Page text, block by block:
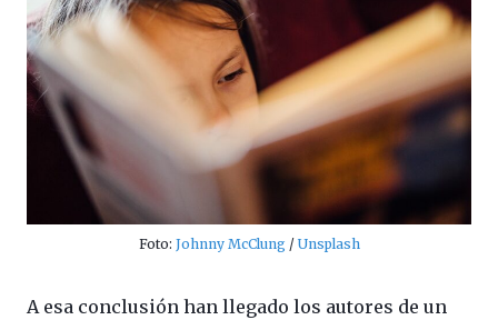
Foto: Johnny McClung / Unsplash
A esa conclusión han llegado los autores de un